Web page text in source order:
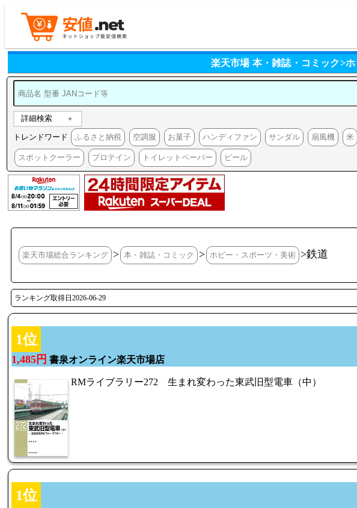
楽天市場 本・雑誌・コミック>
詳細検索
トレンドワード ふるさと納税 空調服 お菓子 ハンディファン サンダル 扇風機 米
スポットクーラー プロテイン トイレットペーパー ビール
楽天市場総合ランキング > 本・雑誌・コミック > ホビー・スポーツ・美術 >鉄道
ランキング取得日2026-06-29
1位
1,485円 書泉オンライン楽天市場店
RMライブラリー272 生まれ変わった東武旧型電車（中）
1位